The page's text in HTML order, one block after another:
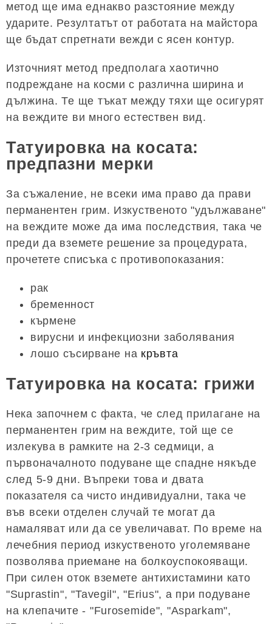
метод ще има еднакво разстояние между
ударите. Резултатът от работата на майстора
ще бъдат спретнати вежди с ясен контур.
Източният метод предполага хаотично
подреждане на косми с различна ширина и
дължина. Те ще тъкат между тяхи ще осигурят
на веждите ви много естествен вид.
Татуировка на косата:
предпазни мерки
За съжаление, не всеки има право да прави
перманентен грим. Изкуственото "удължаване"
на веждите може да има последствия, така че
преди да вземете решение за процедурата,
прочетете списъка с противопоказания:
рак
бременност
кърмене
вирусни и инфекциозни заболявания
лошо съсирване на кръвта
Татуировка на косата: грижи
Нека започнем с факта, че след прилагане на
перманентен грим на веждите, той ще се
излекува в рамките на 2-3 седмици, а
първоначалното подуване ще спадне някъде
след 5-9 дни. Въпреки това и двата
показателя са чисто индивидуални, така че
във всеки отделен случай те могат да
намаляват или да се увеличават. По време на
лечебния период изкуственото уголемяване
позволява приемане на болкоуспокояващи.
При силен оток вземете антихистамини като
"Suprastin", "Tavegil", "Erius", а при подуване
на клепачите - "Furosemide", "Asparkam",